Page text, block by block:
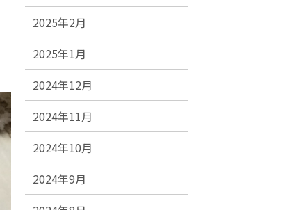
2025年2月
2025年1月
2024年12月
2024年11月
2024年10月
2024年9月